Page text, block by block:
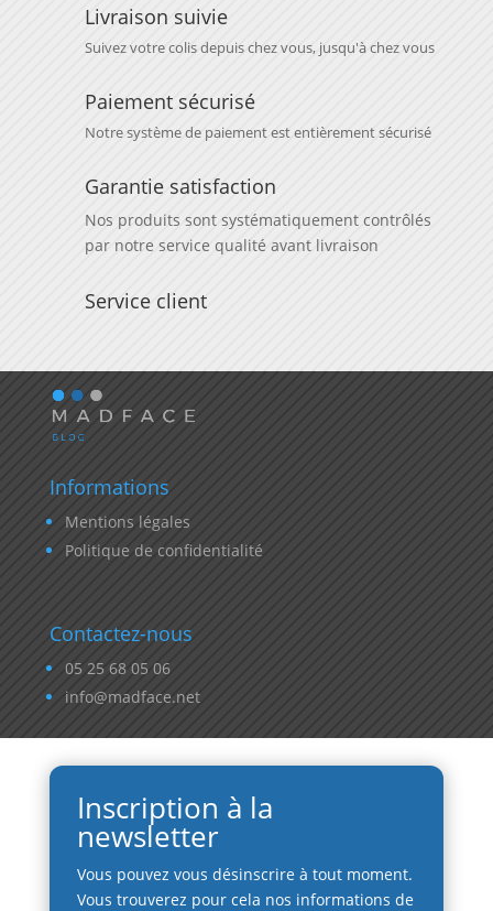
Livraison suivie
Suivez votre colis depuis chez vous, jusqu'à chez vous
Paiement sécurisé
Notre système de paiement est entièrement sécurisé
Garantie satisfaction
Nos produits sont systématiquement contrôlés
par notre service qualité avant livraison
Service client
Informations
Mentions légales
Politique de confidentialité
Contactez-nous
05 25 68 05 06
info@madface.net
Inscription à la
newsletter
Vous pouvez vous désinscrire à tout moment.
Vous trouverez pour cela nos informations de